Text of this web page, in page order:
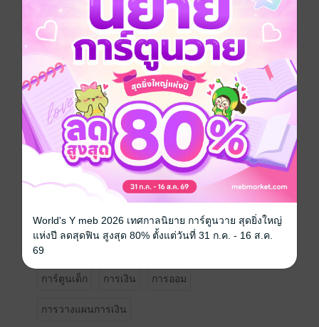
สำคัญของอนาคต อีบุ๊กเล่มนี้ถูกออกแบบมาเพื่อเด็กประถม
โดยเฉพาะ ด้วยเนื้อหาที่แบ่งเป็น 48 ตอนสั้นๆ เข้าใจง่าย
และนำไปใช้ได้จริง
สิ่งที่คุณหนูๆ จะได้รับจากเล่มนี้:
Mindset การเงินที่ถูกต้อง: รู้จักคุณค่าของเงินและการรอ
คอย
ทักษะการบริหาร: แยกแยะระหว่าง "ความต้องการ" และ
"ความจำเป็น"
ความสนุกในการเรียนรู้: ผ่านรูปแบบภารกิจที่น่าติดตาม
ไม่เหมือนตำราเรียนทั่วไป
ลงทุนในความรู้ให้ลูกวันนี้ เพื่ออิสรภาพและความมั่นคง
ของเขาในวันหน้า
การ์ตูนเด็ก การเงิน การออม
การวางแผนการเงิน
World's Y meb 2026 เทศกาลนิยาย การ์ตูนวาย สุดยิ่งใหญ่
แห่งปี ลดสุดฟิน สูงสุด 80% ตั้งแต่วันที่ 31 ก.ค. - 16 ส.ค.
69